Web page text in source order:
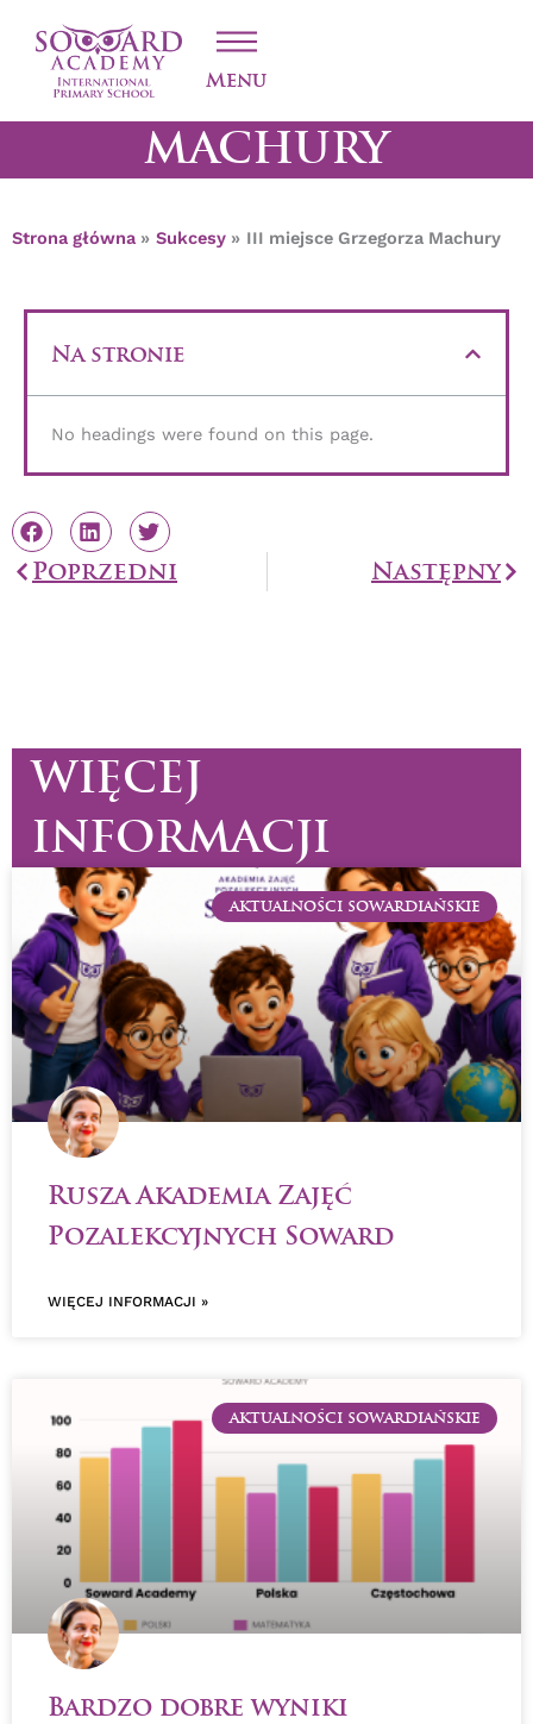
Menu
III MIEJSCE
GRZEGORZA
MACHURY
Strona główna Sukcesy III miejsce Grzegorza Machury
Na stronie
No headings were found on this page.
PrevPoprzedni Następny
WIĘCEJ
INFORMACJI
AKTUALNOŚCI SOWARDIAŃSKIE
Rusza Akademia Zajęć
Pozalekcyjnych Soward
WIĘCEJ INFORMACJI »
AKTUALNOŚCI SOWARDIAŃSKIE
Bardzo dobre wyniki